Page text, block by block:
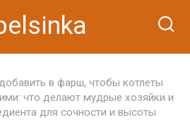
в фарш, чтобы котлеты
что делают мудрые хозяйки и
для сочности и высоты